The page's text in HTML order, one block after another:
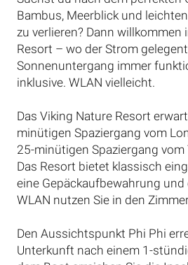
Bambus, Meerblick und
zu verlieren? Dann willkommen
Resort – wo der Strom
Sonnenuntergang immer
inklusive. WLAN vielleicht.
Das Viking Nature Resort
minütigen Spaziergang vom
25-minütigen Spaziergang vom
Das Resort bietet klassisch
eine Gepäckaufbewahrung
WLAN nutzen Sie in den
Den Aussichtspunkt Phi Phi
Unterkunft nach einem 1-